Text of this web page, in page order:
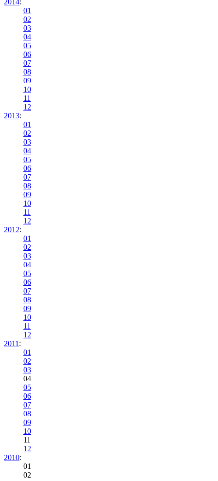
2014:
01
02
03
04
05
06
07
08
09
10
11
12
2013:
01
02
03
04
05
06
07
08
09
10
11
12
2012:
01
02
03
04
05
06
07
08
09
10
11
12
2011 :
01
02
03
04
05
06
07
08
09
10
11
12
2010:
01
02